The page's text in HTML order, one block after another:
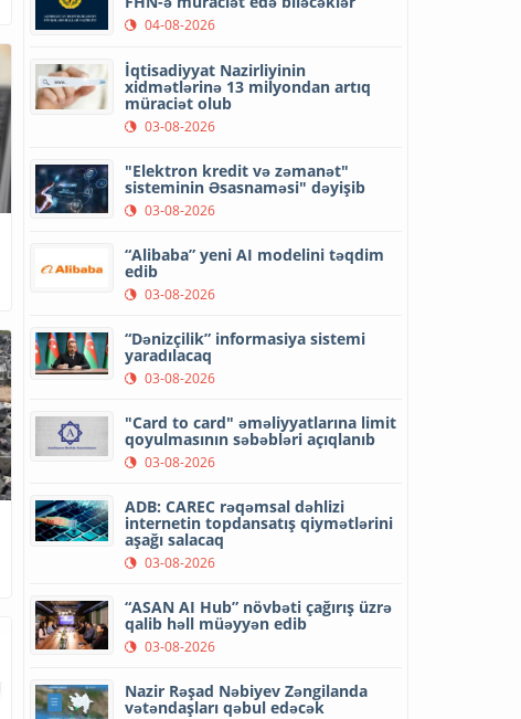
04-08-2026
İqtisadiyyat Nazirliyinin
xidmətlərinə 13 milyondan artıq
müraciət olub
03-08-2026
"Elektron kredit və zəmanət"
sisteminin Əsasnaməsi" dəyişib
03-08-2026
“Alibaba” yeni AI modelini təqdim
edib
03-08-2026
“Dənizçilik” informasiya sistemi
yaradılacaq
03-08-2026
"Card to card" əməliyyatlarına limit
qoyulmasının səbəbləri açıqlanıb
03-08-2026
ADB: CAREC rəqəmsal dəhlizi
internetin topdansatış qiymətlərini
aşağı salacaq
03-08-2026
“ASAN AI Hub” növbəti çağırış üzrə
qalib həll müəyyən edib
03-08-2026
Nazir Rəşad Nəbiyev Zəngilanda
vətəndaşları qəbul edəcək